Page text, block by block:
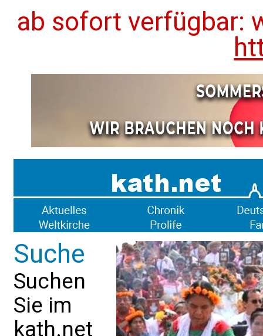
ab sofort verfügbar:
Suche
Suchen
Sie im
kath.net